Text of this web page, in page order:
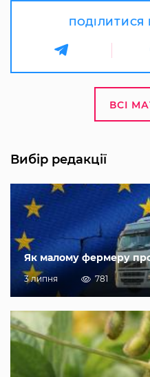
ВСІ
Вибір редакції
Як малому фермеру
3 липня 781